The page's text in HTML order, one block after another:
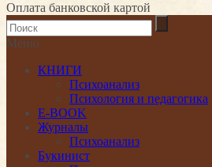
Оплата банковской картой
Меню
КНИГИ
Психоанализ
Психология и педагогика
E-BOOK
Журналы
Психоанализ
Букинист